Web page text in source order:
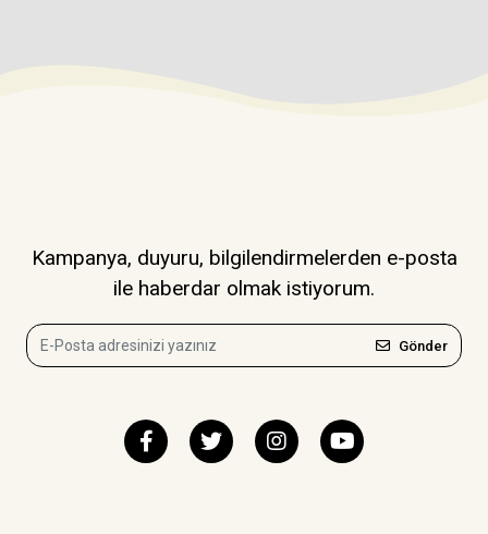
Kampanya, duyuru, bilgilendirmelerden e-posta
ile haberdar olmak istiyorum.
Gönder